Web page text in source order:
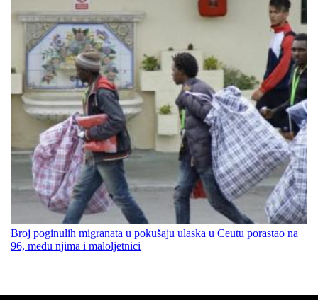
Broj poginulih migranata u pokušaju ulaska u Ceutu porastao na
96, među njima i maloljetnici